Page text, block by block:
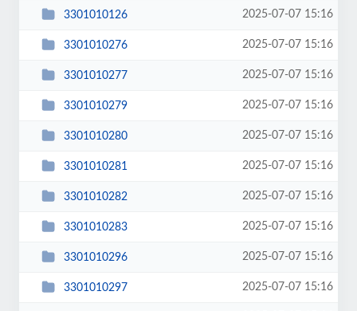
3301010126 2025-07-07 15:16
3301010276 2025-07-07 15:16
3301010277 2025-07-07 15:16
3301010279 2025-07-07 15:16
3301010280 2025-07-07 15:16
3301010281 2025-07-07 15:16
3301010282 2025-07-07 15:16
3301010283 2025-07-07 15:16
3301010296 2025-07-07 15:16
3301010297 2025-07-07 15:16